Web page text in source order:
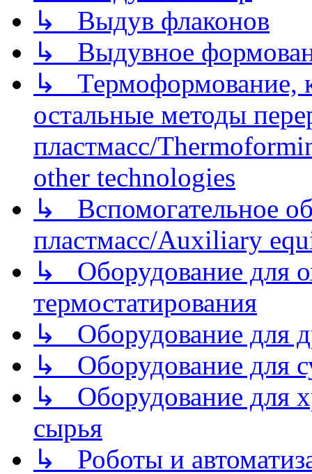
↳ Выдув флаконов
↳ Выдувное
↳ Термоформование,
остальные методы
пластмасс/
other technologies
↳ Вспомогательное
пластмасс/Auxiliary
↳ Оборудование для
термостатирования
↳ Оборудование для
↳ Оборудование для
↳ Оборудование для
сырья
↳ Роботы и